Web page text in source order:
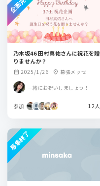
乃木坂46 田村真佑さんに祝花を贈
りませんか？
calendar_month 2025/1/26 location_on 幕張メッセ
一緒にお祝いしましょう！
参加 12人
募集終了